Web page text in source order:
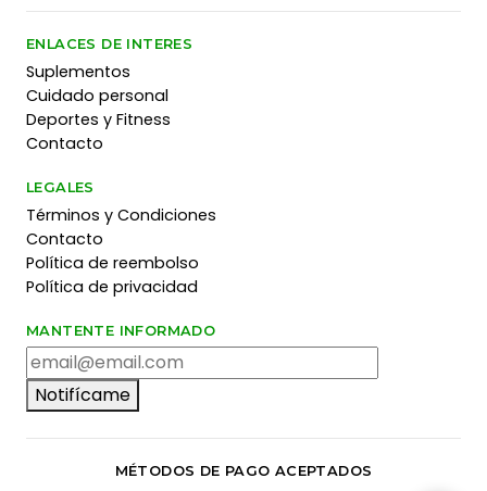
ENLACES DE INTERES
Suplementos
Cuidado personal
Deportes y Fitness
Contacto
LEGALES
Términos y Condiciones
Contacto
Política de reembolso
Política de privacidad
MANTENTE INFORMADO
Notifícame
MÉTODOS DE PAGO ACEPTADOS